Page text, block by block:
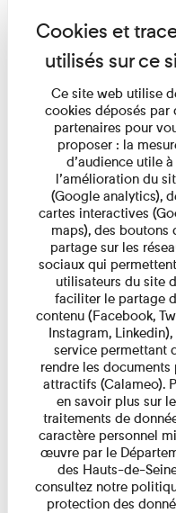
Ce site web utilise
cookies déposés par
partenaires pour
proposer : la
d’audience utile à
l’amélioration du
(Google analytics),
cartes interactives
maps), des boutons
partage sur les
sociaux qui
utilisateurs du site
faciliter le partage
contenu (Facebook,
Instagram, Linkedin),
service permettant
rendre les documents
attractifs (Calameo).
en savoir plus sur
traitements de
caractère personnel
œuvre par le
des Hauts-de-
consultez notre
protection des